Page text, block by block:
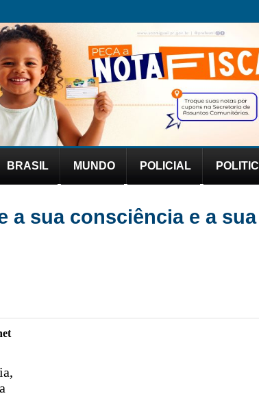
BRASIL MUNDO POLICIAL
a sua consciência e a sua